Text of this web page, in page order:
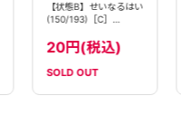
【状態B】せいなるはい
(150/193)［C］
20円(税込)
SOLD OUT